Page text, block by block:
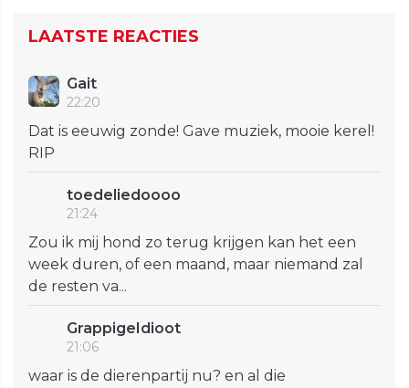
LAATSTE REACTIES
Gait
22:20
Dat is eeuwig zonde! Gave muziek, mooie kerel!
RIP
toedeliedoooo
21:24
Zou ik mij hond zo terug krijgen kan het een
week duren, of een maand, maar niemand zal
de resten va...
GrappigeIdioot
21:06
waar is de dierenpartij nu? en al die